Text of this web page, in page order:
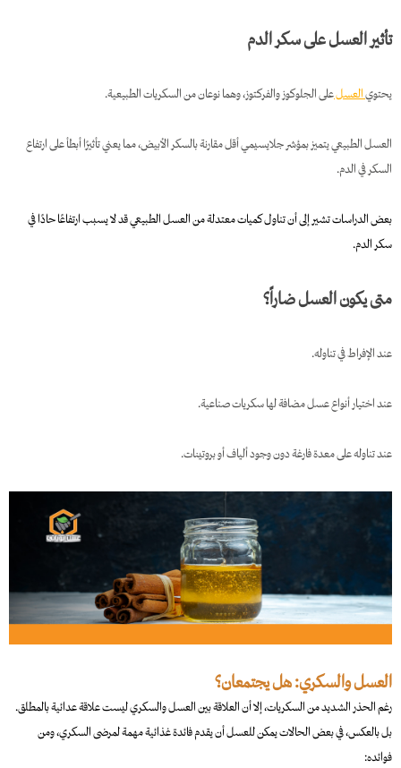
تأثير العسل على سكر الدم
يحتويالعسلعلى الجلوكوز والفركتوز، وهما نوعان من السكريات الطبيعية.
العسل الطبيعي يتميز بمؤشر جلايسيمي أقل مقارنة بالسكر الأبيض، مما يعني تأثيرًا أبطأ على ارتفاع
السكر في الدم.
بعض الدراسات تشير إلى أن تناول كميات معتدلة من العسل الطبيعي قد لا يسبب ارتفاعًا حادًا في
سكر الدم.
متى يكون العسل ضاراً؟
عند الإفراط في تناوله.
عند اختيار أنواع عسل مضافة لها سكريات صناعية.
عند تناوله على معدة فارغة دون وجود ألياف أو بروتينات.
العسل والسكري: هل يجتمعان؟
رغم الحذر الشديد من السكريات، إلا أن العلاقة بين العسل والسكري ليست علاقة عدائية بالمطلق.
بل بالعكس، في بعض الحالات يمكن للعسل أن يقدم فائدة غذائية مهمة لمرضى السكري، ومن
فوائده: